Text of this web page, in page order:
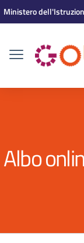
Vai ai contenuti
Vai al menu di
Vai al footer
Ministero
Albo